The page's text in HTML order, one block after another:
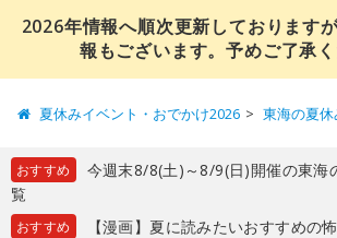
2026年情報へ順次更新しております
報もございます。予めご了承く
夏休みイベント・おでかけ2026 東海の夏
おすすめ
今週末8/8(土)～8/9(日)開催の東海
覧
おすすめ 【漫画】夏に読みたいおすすめの